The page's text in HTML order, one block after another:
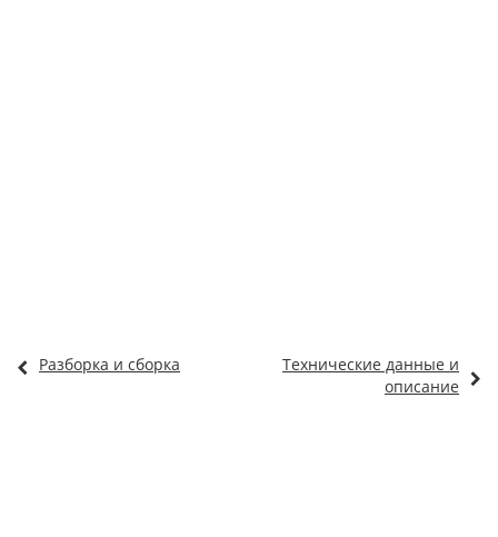
Разборка и сборка
Технические данные и
описание